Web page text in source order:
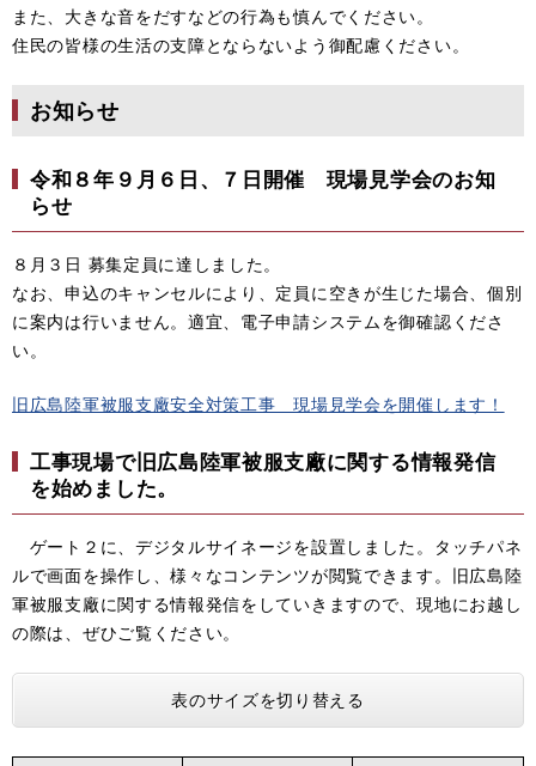
また、大きな音をだすなどの行為も慎んでください。
住民の皆様の生活の支障とならないよう御配慮ください。
お知らせ
令和８年９月６日、７日開催 現場見学会のお知
らせ
８月３日 募集定員に達しました。
なお、申込のキャンセルにより、定員に空きが生じた場合、個別
に案内は行いません。適宜、電子申請システムを御確認くださ
い。
旧広島陸軍被服支廠安全対策工事 現場見学会を開催します！
工事現場で旧広島陸軍被服支廠に関する情報発信
を始めました。
ゲート２に、デジタルサイネージを設置しました。タッチパネ
ルで画面を操作し、様々なコンテンツが閲覧できます。旧広島陸
軍被服支廠に関する情報発信をしていきますので、現地にお越し
の際は、ぜひご覧ください。
表のサイズを切り替える